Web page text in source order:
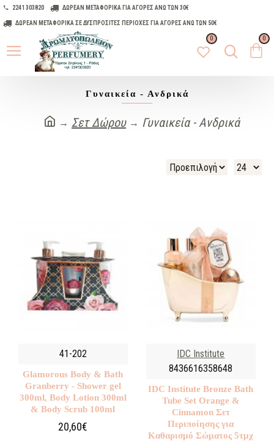
2241 303820 ΔΩΡΕΑΝ ΜΕΤΑΦΟΡΙΚΑ ΓΙΑ ΑΓΟΡΕΣ ΑΝΩ ΤΩΝ 30€
ΔΩΡΕΑΝ ΜΕΤΑΦΟΡΙΚΑ ΣΕ ΔΥΣΠΡΟΣΙΤΕΣ ΠΕΡΙΟΧΕΣ ΓΙΑ ΑΓΟΡΕΣ ΑΝΩ ΤΩΝ 50€
0 0
Σετ Δώρου Γυναικεία - Ανδρικά
Γυναικεία - Ανδρικά
41-202
Glamorous Body & Bath
Granberry - Shower gel
300ml, Body Lotion 300ml
& Body Scrub 100ml
20,60€
IDC Institute
8436616358648
IDC Institute Bronze Bath
Tube Set Orange &
Cinnamon Σετ
Περιποίησης για
Καθαρισμό Σώματος 5τμχ